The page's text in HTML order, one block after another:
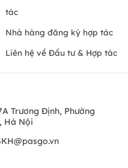
tác
Nhà hàng đăng ký hợp tác
Liên hệ về Đầu tư & Hợp tác
Trương Định, Phường
Hà Nội